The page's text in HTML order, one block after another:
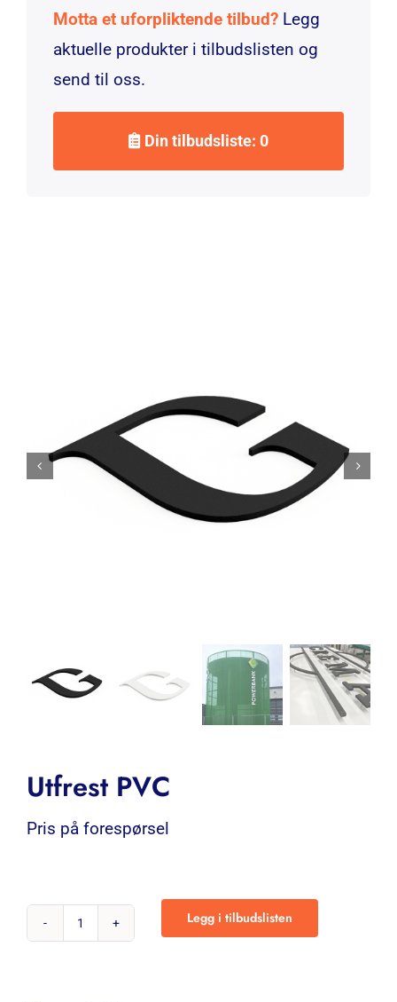
Motta et uforpliktende tilbud?Legg
aktuelle produkter i tilbudslisten og
send til oss.
Din tilbudsliste: 0
Utfrest PVC
Pris på forespørsel
Utfrest
Legg i tilbudslisten